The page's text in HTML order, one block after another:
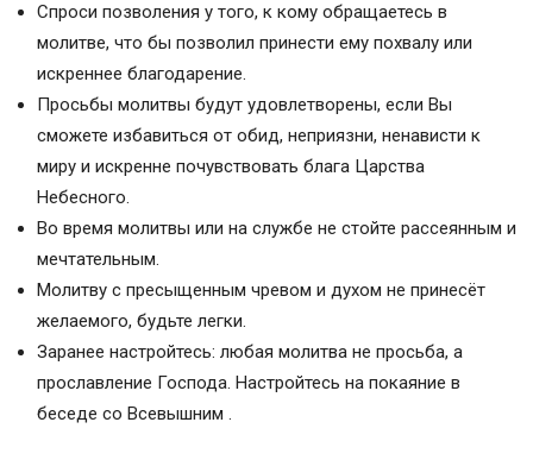
Спроси позволения у того, к кому обращаетесь в
молитве, что бы позволил принести ему похвалу или
искреннее благодарение.
Просьбы молитвы будут удовлетворены, если Вы
сможете избавиться от обид, неприязни, ненависти к
миру и искренне почувствовать блага Царства
Небесного.
Во время молитвы или на службе не стойте рассеянным и
мечтательным.
Молитву с пресыщенным чревом и духом не принесёт
желаемого, будьте легки.
Заранее настройтесь: любая молитва не просьба, а
прославление Господа. Настройтесь на покаяние в
беседе со Всевышним .